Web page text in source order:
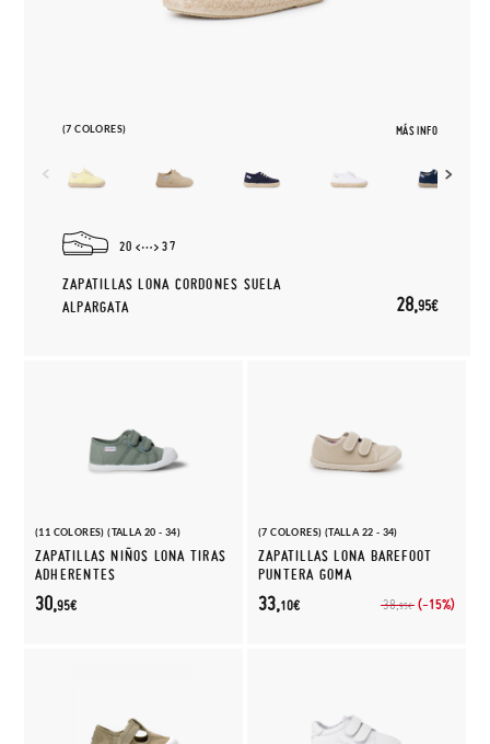
(7 COLORES) MÁS INFO
20 37
ZAPATILLAS LONA CORDONES SUELA
ALPARGATA
28,95€
(11 COLORES) (TALLA 20 - 34)
ZAPATILLAS NIÑOS LONA TIRAS
ADHERENTES
30,95€
(7 COLORES) (TALLA 22 - 34)
ZAPATILLAS LONA BAREFOOT
PUNTERA GOMA
38,95€ (-15%)
33,10€